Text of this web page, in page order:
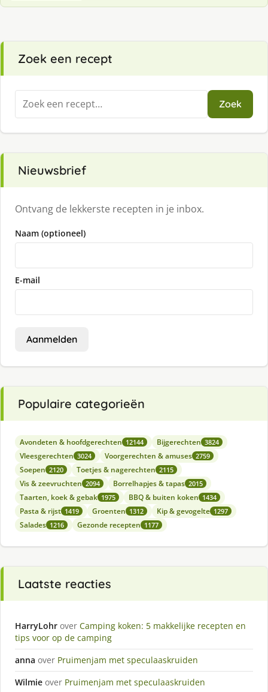
Zoek een recept
Zoeken
naar:
Zoek
Nieuwsbrief
Ontvang de lekkerste recepten in je inbox.
Naam (optioneel)
E-mail
Aanmelden
Populaire categorieën
Avondeten & hoofdgerechten 12144 Bijgerechten 3824
Vleesgerechten 3024 Voorgerechten & amuses 2759
Soepen 2120 Toetjes & nagerechten 2115
Vis & zeevruchten 2094 Borrelhapjes & tapas 2015
Taarten, koek & gebak 1975 BBQ & buiten koken 1434
Pasta & rijst 1419 Groenten 1312 Kip & gevogelte 1297
Salades 1216 Gezonde recepten 1177
Laatste reacties
HarryLohr over Camping koken: 5 makkelijke recepten en
tips voor op de camping
anna over Pruimenjam met speculaaskruiden
Wilmie over Pruimenjam met speculaaskruiden